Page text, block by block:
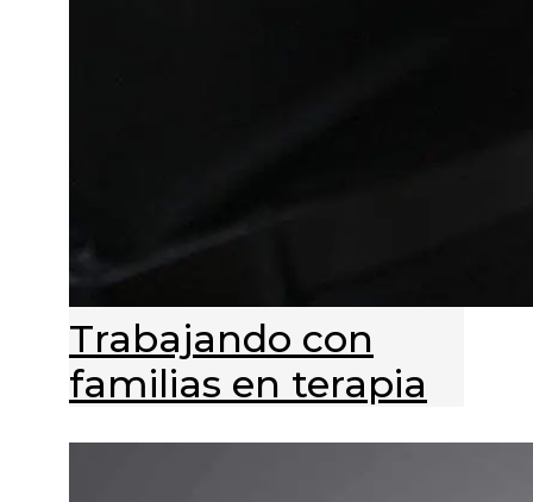
Trabajando con
familias en terapia